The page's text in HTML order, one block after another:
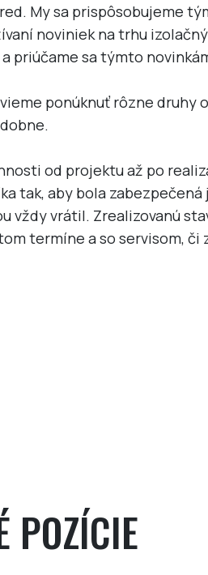
My sa prispôsobujeme
noviniek na trhu
priúčame sa týmto
ponúknuť rôzne druhy
od projektu až po
tak, aby bola
vždy vrátil. Zrealizovanú
termíne a so servisom, či
POZÍCIE